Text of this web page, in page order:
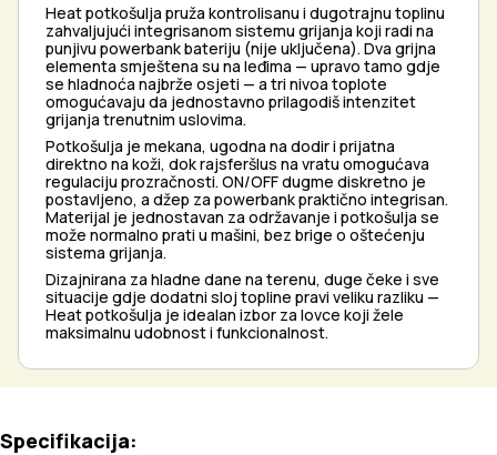
Heat potkošulja pruža kontrolisanu i dugotrajnu toplinu
zahvaljujući integrisanom sistemu grijanja koji radi na
punjivu powerbank bateriju (nije uključena). Dva grijna
elementa smještena su na leđima — upravo tamo gdje
se hladnoća najbrže osjeti — a tri nivoa toplote
omogućavaju da jednostavno prilagodiš intenzitet
grijanja trenutnim uslovima.
Potkošulja je mekana, ugodna na dodir i prijatna
direktno na koži, dok rajsferšlus na vratu omogućava
regulaciju prozračnosti. ON/OFF dugme diskretno je
postavljeno, a džep za powerbank praktično integrisan.
Materijal je jednostavan za održavanje i potkošulja se
može normalno prati u mašini, bez brige o oštećenju
sistema grijanja.
Dizajnirana za hladne dane na terenu, duge čeke i sve
situacije gdje dodatni sloj topline pravi veliku razliku —
Heat potkošulja je idealan izbor za lovce koji žele
maksimalnu udobnost i funkcionalnost.
Specifikacija: